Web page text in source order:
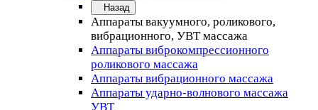
Назад
Аппараты вакуумного, роликового,
вибрационного, УВТ массажа
Аппараты виброкомпрессионного
роликового массажа
Аппараты вибрационного массажа
Аппараты ударно-волнового массажа
УВТ